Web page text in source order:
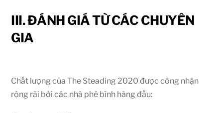
III. ĐÁNH GIÁ TỪ CÁC CHUYÊN
GIA
Chất lượng của The Steading 2020 được công nhận
rộng rãi bởi các nhà phê bình hàng đầu: